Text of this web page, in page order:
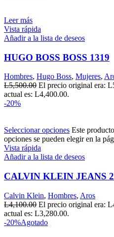
Leer más
Vista rápida
Añadir a la lista de deseos
HUGO BOSS BOSS 1319
Hombres, Hugo Boss, Mujeres,
L5,500.00 El precio original era:
actual es: L4,400.00.
-20%
Seleccionar opciones Este
opciones se pueden elegir en la
Vista rápida
Añadir a la lista de deseos
CALVIN KLEIN JEANS
Calvin Klein, Hombres, Aros
L4,100.00 El precio original era:
actual es: L3,280.00.
-20%Agotado